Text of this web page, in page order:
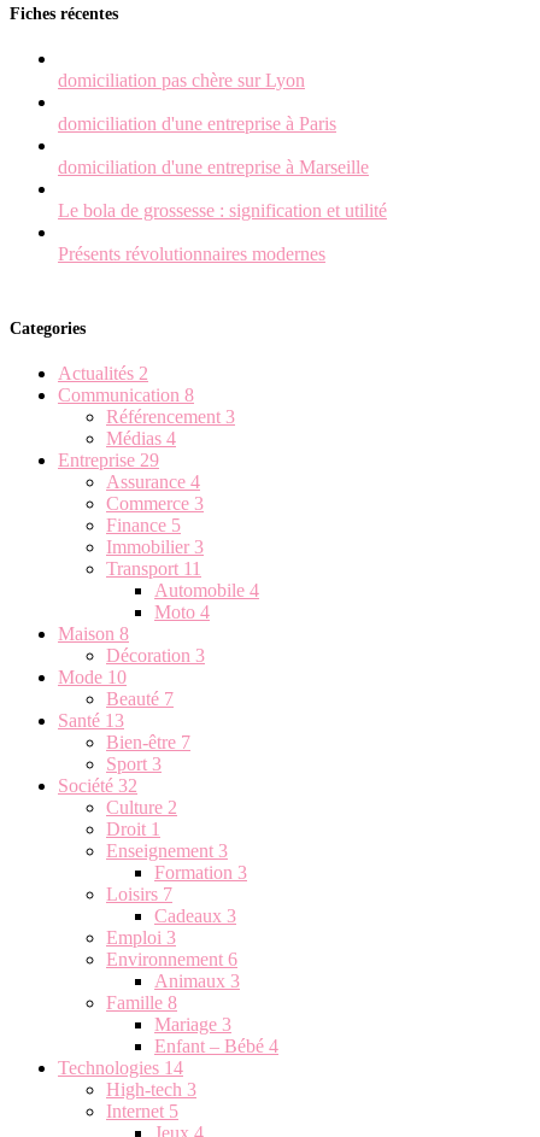
Fiches récentes
domiciliation pas chère sur Lyon
domiciliation d'une entreprise à Paris
domiciliation d'une entreprise à Marseille
Le bola de grossesse : signification et utilité
Présents révolutionnaires modernes
Categories
Actualités 2
Communication 8
Référencement 3
Médias 4
Entreprise 29
Assurance 4
Commerce 3
Finance 5
Immobilier 3
Transport 11
Automobile 4
Moto 4
Maison 8
Décoration 3
Mode 10
Beauté 7
Santé 13
Bien-être 7
Sport 3
Société 32
Culture 2
Droit 1
Enseignement 3
Formation 3
Loisirs 7
Cadeaux 3
Emploi 3
Environnement 6
Animaux 3
Famille 8
Mariage 3
Enfant – Bébé 4
Technologies 14
High-tech 3
Internet 5
Jeux 4